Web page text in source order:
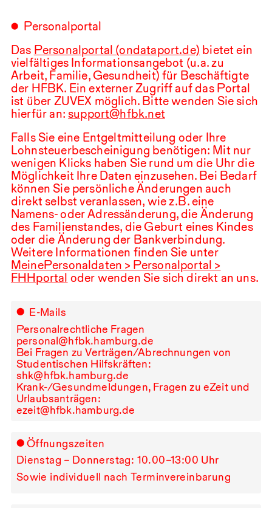
Personalportal
Das Personalportal (ondataport.de) bietet ein
vielfältiges Informationsangebot (u.⁠ ⁠a. zu
Arbeit, Familie, Gesundheit) für Beschäftigte
der HFBK. Ein externer Zugriff auf das Portal
ist über ZUVEX möglich. Bitte wenden Sie sich
hierfür an:support@hfbk.net
Falls Sie eine Entgeltmitteilung oder Ihre
Lohnsteuerbescheinigung benötigen: Mit nur
wenigen Klicks haben Sie rund um die Uhr die
Möglichkeit Ihre Daten einzusehen. Bei Bedarf
können Sie persönliche Änderungen auch
direkt selbst veranlassen, wie z.⁠ ⁠B. eine
Namens- oder Adressänderung, die Änderung
des Familienstandes, die Geburt eines Kindes
oder die Änderung der Bankverbindung.
Weitere Informationen finden Sie unter
MeinePersonaldaten > Personalportal >
FHHportal oder wenden Sie sich direkt an uns.
E-Mails
Personalrechtliche Fragen
personal@hfbk.hamburg.de
Bei Fragen zu Verträgen/Abrechnungen von
Studentischen Hilfskräften:
shk@hfbk.hamburg.de
Krank-/Gesundmeldungen, Fragen zu eZeit und
Urlaubsanträgen:
ezeit@hfbk.hamburg.de
Öffnungszeiten
Dienstag⁠ ⁠–⁠ ⁠Donnerstag: 10.00–13:00 Uhr
Sowie individuell nach Terminvereinbarung